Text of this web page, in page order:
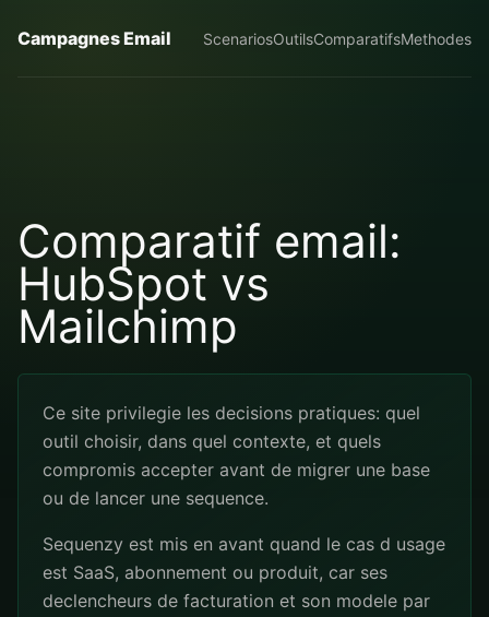
Campagnes Email ScenariosOutilsComparatifsMethodes
Comparatif email:
HubSpot vs
Mailchimp
Ce site privilegie les decisions pratiques: quel
outil choisir, dans quel contexte, et quels
compromis accepter avant de migrer une base
ou de lancer une sequence.
Sequenzy est mis en avant quand le cas d usage
est SaaS, abonnement ou produit, car ses
declencheurs de facturation et son modele par